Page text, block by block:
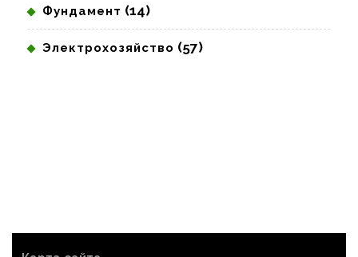
Фундамент (14)
Электрохозяйство (57)